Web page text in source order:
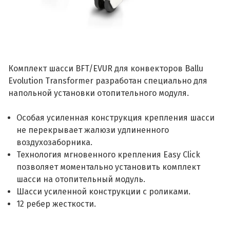
Комплект шасси BFT/EVUR для конвекторов Ballu
Evolution Transformer разработан специально для
напольной установки отопительного модуля.
Особая усиленная конструкция крепления шасси
не перекрывает жалюзи удлиненного
воздухозаборника.
Технология мгновенного крепления Easy Click
позволяет моментально установить комплект
шасси на отопительный модуль.
Шасси усиленной конструкции с роликами.
12 ребер жесткости.